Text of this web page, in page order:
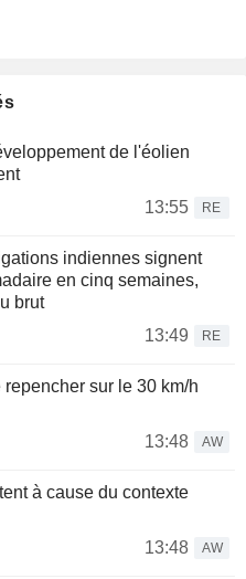
de l'éolien
13:55
RE
indiennes signent
en cinq semaines,
brut
13:49
RE
sur le 30 km/h
13:48
AW
à cause du contexte
13:48
AW